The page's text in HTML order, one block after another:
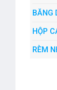
BĂNG
HỘP
RÈM